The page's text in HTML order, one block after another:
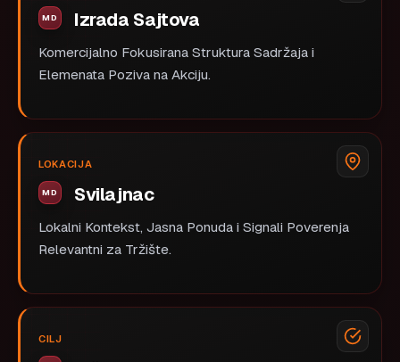
Izrada Sajtova
Komercijalno Fokusirana Struktura Sadržaja i
Elemenata Poziva na Akciju.
LOKACIJA
Svilajnac
Lokalni Kontekst, Jasna Ponuda i Signali Poverenja
Relevantni za Tržište.
CILJ